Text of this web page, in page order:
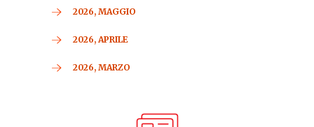
2026, MAGGIO
2026, APRILE
2026, MARZO